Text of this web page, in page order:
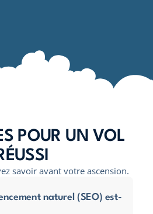
POUR UN VOL
savoir avant votre ascension.
naturel (SEO) est-